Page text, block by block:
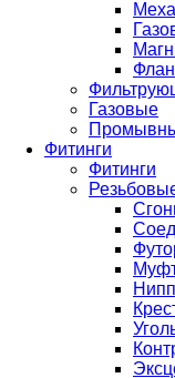
Газовые
Фитинги
Фитинги